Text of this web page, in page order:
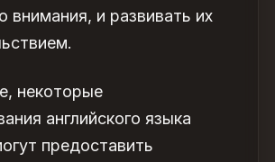
внимания, и развивать их
некоторые
английского языка
предоставить